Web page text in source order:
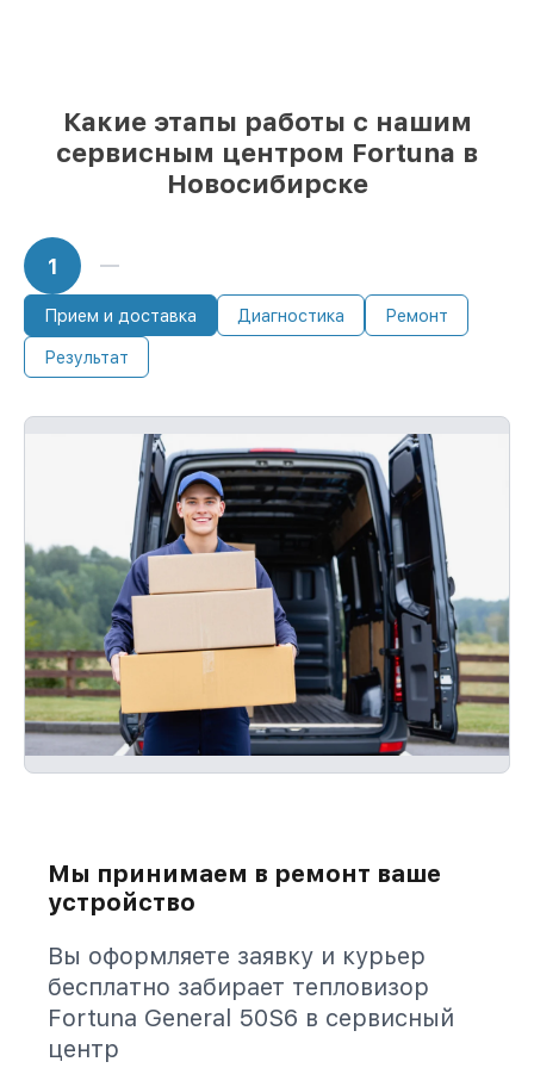
Какие этапы работы с нашим
сервисным центром Fortuna в
Новосибирске
1
Прием и доставка Диагностика Ремонт
Результат
Мы принимаем в ремонт ваше
устройство
Вы оформляете заявку и курьер
бесплатно забирает тепловизор
Fortuna General 50S6 в сервисный
центр